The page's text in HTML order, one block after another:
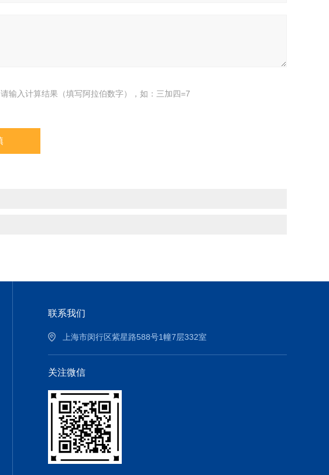
请输入计算结果（填写阿拉伯数字），如：三加四=7
联系我们
上海市闵行区紫星路588号1幢7层332室
关注微信